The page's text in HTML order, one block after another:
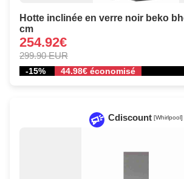
Hotte inclinée en verre noir beko
cm
254.92€
299.90 EUR
-15% 44.98€ économisé
Cdiscount [Whirlpool]